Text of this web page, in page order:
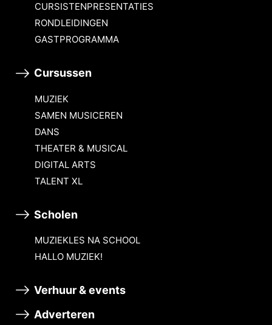
CURSISTENPRESENTATIES
RONDLEIDINGEN
GASTPROGRAMMA
Cursussen
MUZIEK
SAMEN MUSICEREN
DANS
THEATER & MUSICAL
DIGITAL ARTS
TALENT XL
Scholen
MUZIEKLES NA SCHOOL
HALLO MUZIEK!
Verhuur & events
Adverteren